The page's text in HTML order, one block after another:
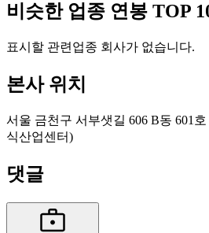
비슷한 업종 연봉 TOP
표시할 관련업종 회사가 없습니다.
본사 위치
서울 금천구 서부샛길 606 B동 601
식산업센터)
댓글